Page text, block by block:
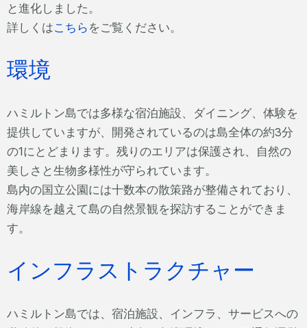
と進化しました。
詳しくはこちら をご覧ください。
環境
ハミルトン島では多様な宿泊施設、ダイニング、体験を
提供していますが、開発されているのは島全体の約3分
の1にとどまります。残りのエリアは保護され、自然の
美しさと生物多様性が守られています。
島内の国立公園には十数本の散策路が整備されており、
海岸線を越えて島の自然景観を探訪することができま
す。
インフラストラクチャー
ハミルトン島では、宿泊施設、インフラ、サービスへの